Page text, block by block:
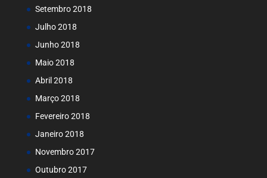
Setembro 2018
Julho 2018
Junho 2018
Maio 2018
Abril 2018
Março 2018
Fevereiro 2018
Janeiro 2018
Novembro 2017
Outubro 2017